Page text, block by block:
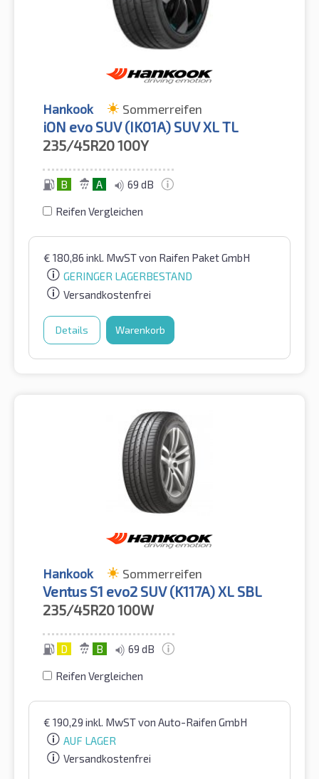
Hankook Sommerreifen
iON evo SUV (IK01A) SUV XL TL
235/45R20100Y
B A 69 dB
Reifen Vergleichen
€ 180,86 inkl. MwSTvon Raifen Paket GmbH
GERINGER LAGERBESTAND
Versandkostenfrei
Details Warenkorb
Hankook Sommerreifen
Ventus S1 evo2 SUV (K117A) XL SBL
235/45R20100W
D B 69 dB
Reifen Vergleichen
€ 190,29 inkl. MwSTvon Auto-Raifen GmbH
AUF LAGER
Versandkostenfrei